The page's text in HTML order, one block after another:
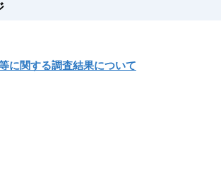
に関する調査結果について